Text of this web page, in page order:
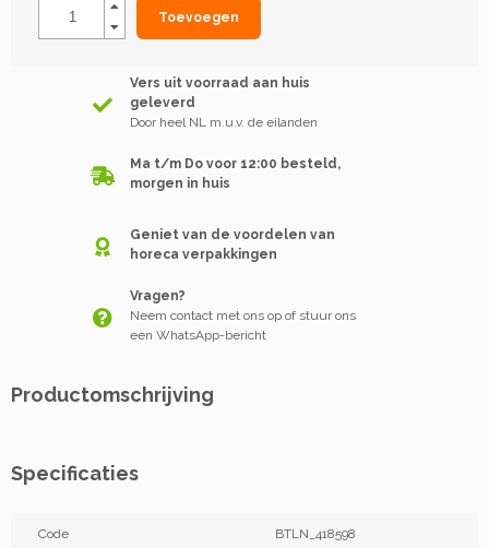
Toevoegen
Vers uit voorraad aan huis
geleverd
Door heel NL m.u.v. de eilanden
Ma t/m Do voor 12:00 besteld,
morgen in huis
Geniet van de voordelen van
horeca verpakkingen
Vragen?
Neem contact met ons op of stuur ons
een WhatsApp-bericht
Productomschrijving
Specificaties
Code BTLN_418598